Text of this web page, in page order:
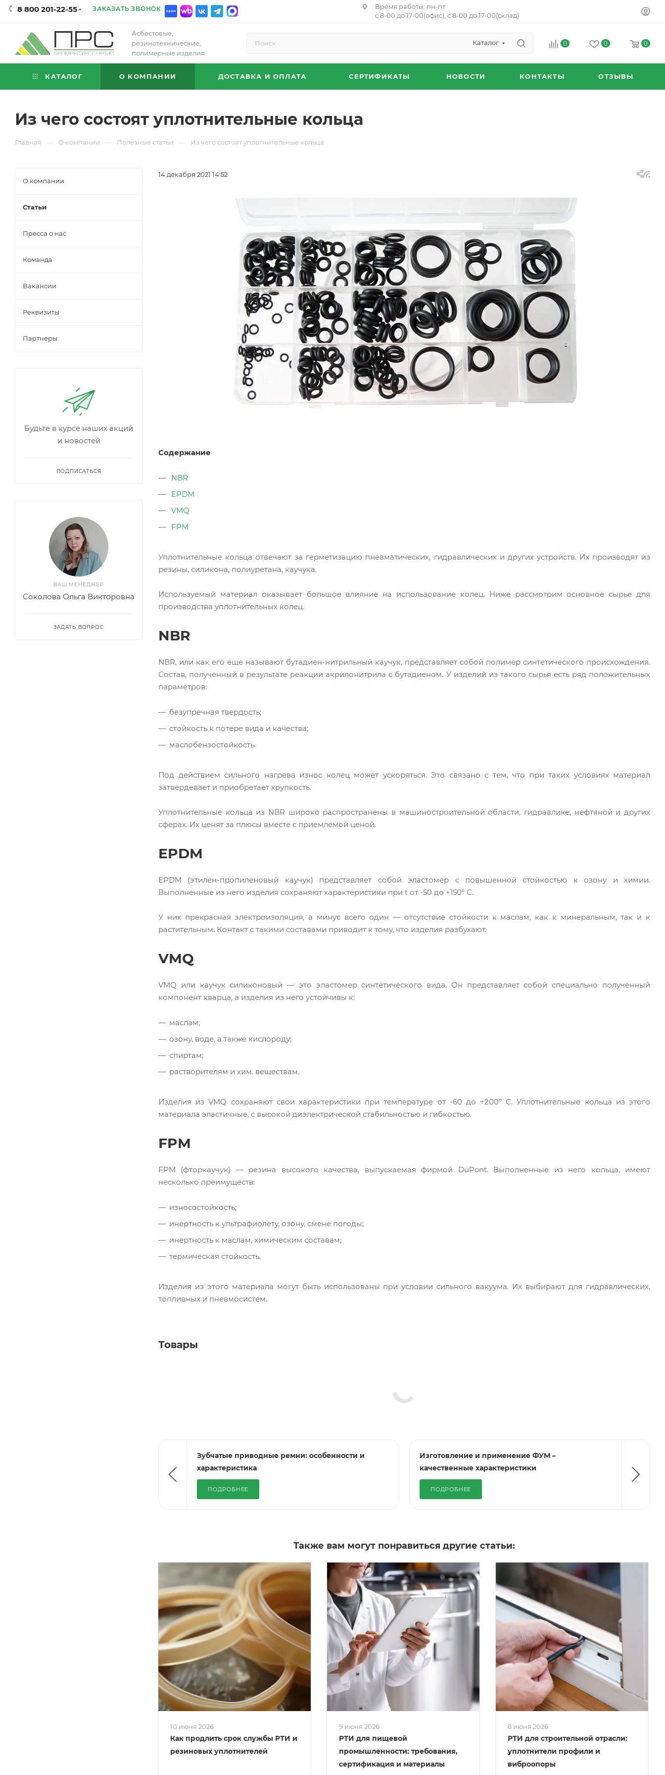
8 800 201-22-55 ЗАКАЗАТЬ ЗВОНОК
Время работы: пн-пт
с 8-00 до 17-00(офис), с 8-00 до 17-00(склад)
Асбестовые,
резинотехнические,
полимерные изделия
Каталог 0 0 0
КАТАЛОГ О КОМПАНИИ ДОСТАВКА И ОПЛАТА СЕРТИФИКАТЫ НОВОСТИ КОНТАКТЫ ОТЗЫВЫ
Из чего состоят уплотнительные кольца
Главная — О компании — Полезные статьи — Из чего состоят уплотнительные кольца
14 декабря 2021 14:52
Содержание
NBR
EPDM
VMQ
FPM
Уплотнительные кольца отвечают за герметизацию пневматических, гидравлических и других устройств. Их производят из
резины, силикона, полиуретана, каучука.
Используемый материал оказывает большое влияние на использование колец. Ниже рассмотрим основное сырье для
производства уплотнительных колец.
NBR
NBR, или как его еще называют бутадиен-нитрильный каучук, представляет собой полимер синтетического происхождения.
Состав, полученный в результате реакции акрилонитрила с бутадиеном. У изделий из такого сырья есть ряд положительных
параметров:
безупречная твердость;
стойкость к потере вида и качества;
маслобензостойкость.
Под действием сильного нагрева износ колец может ускоряться. Это связано с тем, что при таких условиях материал
затвердевает и приобретает хрупкость.
Уплотнительные кольца из NBR широко распространены в машиностроительной области, гидравлике, нефтяной и других
сферах. Их ценят за плюсы вместе с приемлемой ценой.
EPDM
EPDM (этилен-пропиленовый каучук) представляет собой эластомер с повышенной стойкостью к озону и химии.
Выполненные из него изделия сохраняют характеристики при t от -50 до +150° C.
У них прекрасная электроизоляция, а минус всего один — отсутствие стойкости к маслам, как к минеральным, так и к
растительным. Контакт с такими составами приводит к тому, что изделия разбухают.
VMQ
VMQ или каучук силиконовый — это эластомер синтетического вида. Он представляет собой специально полученный
компонент кварца, а изделия из него устойчивы к:
маслам;
озону, воде, а также кислороду;
спиртам;
растворителям и хим. веществам.
Изделия из VMQ сохраняют свои характеристики при температуре от -60 до +200° C. Уплотнительные кольца из этого
материала эластичные, с высокой диэлектрической стабильностью и гибкостью.
FPM
FPM (фторкаучук) — резина высокого качества, выпускаемая фирмой DuPont. Выполненные из него кольца, имеют
несколько преимуществ:
износостойкость;
инертность к ультрафиолету, озону, смене погоды;
инертность к маслам, химическим составам;
термическая стойкость.
Изделия из этого материала могут быть использованы при условии сильного вакуума. Их выбирают для гидравлических,
топливных и пневмосистем.
Товары
Зубчатые приводные ремни: особенности и
характеристика
ПОДРОБНЕЕ
Изготовление и применение ФУМ –
качественные характеристики
ПОДРОБНЕЕ
Также вам могут понравиться другие статьи:
10 июня 2026
Как продлить срок службы РТИ и
резиновых уплотнителей
9 июня 2026
РТИ для пищевой
промышленности: требования,
сертификация и материалы
8 июня 2026
РТИ для строительной отрасли:
уплотнители профили и
виброопоры
О компании
Статьи
Пресса о нас
Команда
Вакансии
Реквизиты
Партнеры
Будьте в курсе наших акций
и новостей
ПОДПИСАТЬСЯ
ВАШ МЕНЕДЖЕР
Соколова Ольга Викторовна
ЗАДАТЬ ВОПРОС